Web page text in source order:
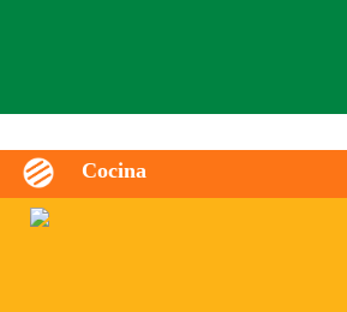
Cocina